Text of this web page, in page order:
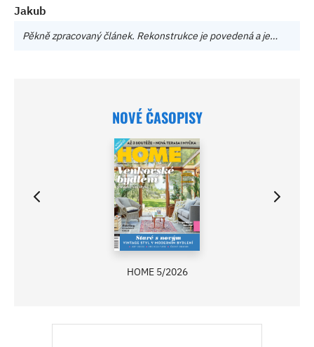
Jakub
Pěkně zpracovaný článek. Rekonstrukce je povedená a je…
NOVÉ ČASOPISY
HOME 5/2026